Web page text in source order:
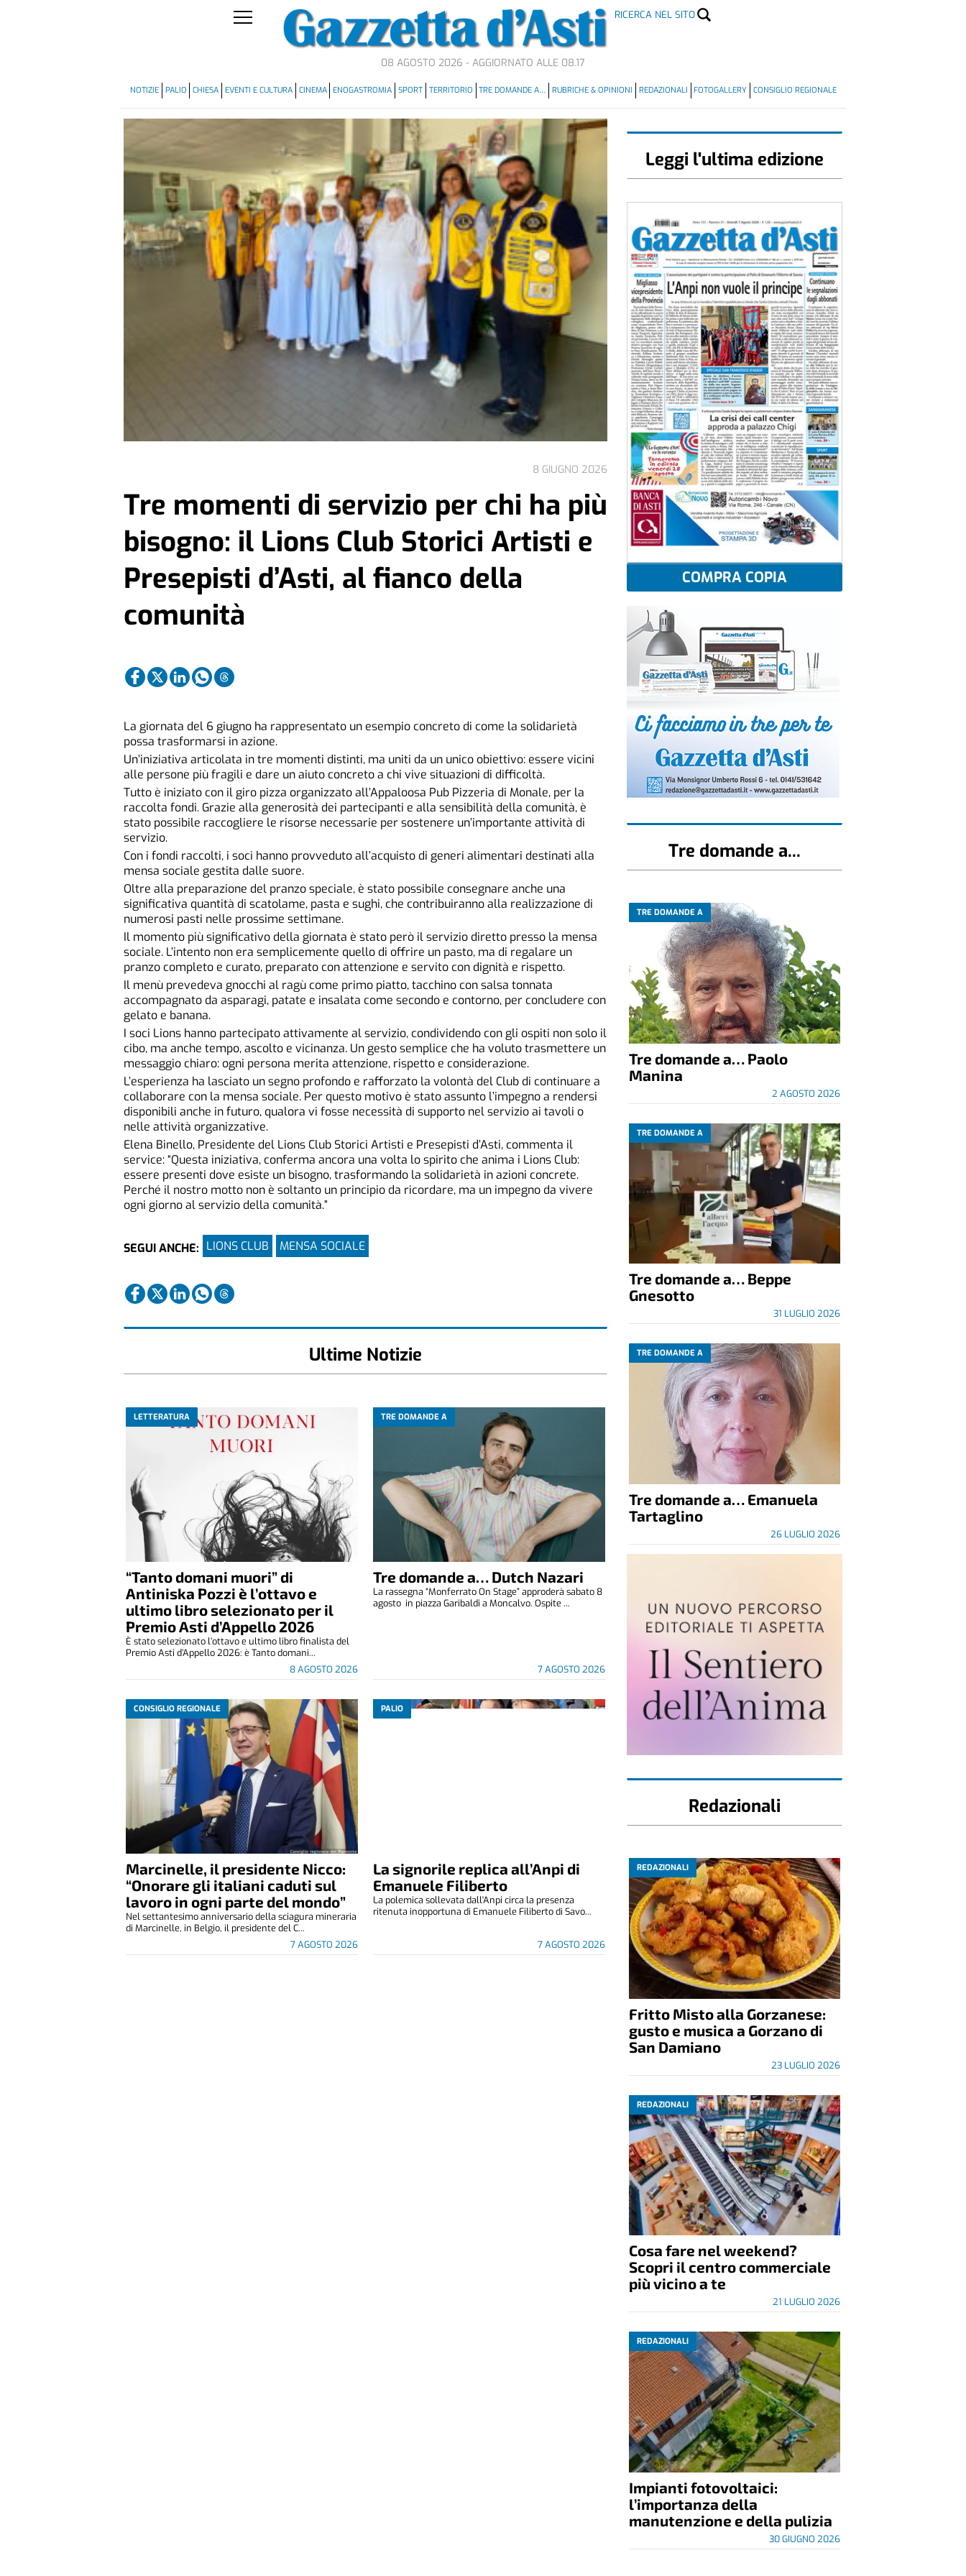
RICERCA NEL SITO
08 AGOSTO 2026 - AGGIORNATO ALLE 08.17
NOTIZIE PALIO CHIESA EVENTI E CULTURA CINEMA ENOGASTROMIA SPORT TERRITORIO TRE DOMANDE A… RUBRICHE & OPINIONI REDAZIONALI FOTOGALLERY CONSIGLIO REGIONALE
8 GIUGNO 2026
Tre momenti di servizio per chi ha più
bisogno: il Lions Club Storici Artisti e
Presepisti d’Asti, al fianco della
comunità
La giornata del 6 giugno ha rappresentato un esempio concreto di come la solidarietà
possa trasformarsi in azione.
Un’iniziativa articolata in tre momenti distinti, ma uniti da un unico obiettivo: essere vicini
alle persone più fragili e dare un aiuto concreto a chi vive situazioni di difficoltà.
Tutto è iniziato con il giro pizza organizzato all’Appaloosa Pub Pizzeria di Monale, per la
raccolta fondi. Grazie alla generosità dei partecipanti e alla sensibilità della comunità, è
stato possibile raccogliere le risorse necessarie per sostenere un’importante attività di
servizio.
Con i fondi raccolti, i soci hanno provveduto all’acquisto di generi alimentari destinati alla
mensa sociale gestita dalle suore.
Oltre alla preparazione del pranzo speciale, è stato possibile consegnare anche una
significativa quantità di scatolame, pasta e sughi, che contribuiranno alla realizzazione di
numerosi pasti nelle prossime settimane.
Il momento più significativo della giornata è stato però il servizio diretto presso la mensa
sociale. L’intento non era semplicemente quello di offrire un pasto, ma di regalare un
pranzo completo e curato, preparato con attenzione e servito con dignità e rispetto.
Il menù prevedeva gnocchi al ragù come primo piatto, tacchino con salsa tonnata
accompagnato da asparagi, patate e insalata come secondo e contorno, per concludere con
gelato e banana.
I soci Lions hanno partecipato attivamente al servizio, condividendo con gli ospiti non solo il
cibo, ma anche tempo, ascolto e vicinanza. Un gesto semplice che ha voluto trasmettere un
messaggio chiaro: ogni persona merita attenzione, rispetto e considerazione.
L’esperienza ha lasciato un segno profondo e rafforzato la volontà del Club di continuare a
collaborare con la mensa sociale. Per questo motivo è stato assunto l’impegno a rendersi
disponibili anche in futuro, qualora vi fosse necessità di supporto nel servizio ai tavoli o
nelle attività organizzative.
Elena Binello, Presidente del Lions Club Storici Artisti e Presepisti d’Asti, commenta il
service: “Questa iniziativa, conferma ancora una volta lo spirito che anima i Lions Club:
essere presenti dove esiste un bisogno, trasformando la solidarietà in azioni concrete.
Perché il nostro motto non è soltanto un principio da ricordare, ma un impegno da vivere
ogni giorno al servizio della comunità.”
SEGUI ANCHE: LIONS CLUB MENSA SOCIALE
Ultime Notizie
LETTERATURA
“Tanto domani muori” di
Antiniska Pozzi è l’ottavo e
ultimo libro selezionato per il
Premio Asti d’Appello 2026
8 AGOSTO 2026
È stato selezionato l’ottavo e ultimo libro finalista del
Premio Asti d’Appello 2026: è Tanto domani...
TRE DOMANDE A
Tre domande a… Dutch Nazari
7 AGOSTO 2026
La rassegna “Monferrato On Stage” approderà sabato 8
agosto in piazza Garibaldi a Moncalvo. Ospite ...
CONSIGLIO REGIONALE
Marcinelle, il presidente Nicco:
“Onorare gli italiani caduti sul
lavoro in ogni parte del mondo”
7 AGOSTO 2026
Nel settantesimo anniversario della sciagura mineraria
di Marcinelle, in Belgio, il presidente del C...
PALIO
La signorile replica all’Anpi di
Emanuele Filiberto
7 AGOSTO 2026
La polemica sollevata dall'Anpi circa la presenza
ritenuta inopportuna di Emanuele Filiberto di Savo...
Leggi l'ultima edizione
COMPRA COPIA
Tre domande a...
TRE DOMANDE A
Tre domande a… Paolo
Manina
2 AGOSTO 2026
TRE DOMANDE A
Tre domande a… Beppe
Gnesotto
31 LUGLIO 2026
TRE DOMANDE A
Tre domande a… Emanuela
Tartaglino
26 LUGLIO 2026
Redazionali
REDAZIONALI
Fritto Misto alla Gorzanese:
gusto e musica a Gorzano di
San Damiano
23 LUGLIO 2026
REDAZIONALI
Cosa fare nel weekend?
Scopri il centro commerciale
più vicino a te
21 LUGLIO 2026
REDAZIONALI
Impianti fotovoltaici:
l’importanza della
manutenzione e della pulizia
30 GIUGNO 2026